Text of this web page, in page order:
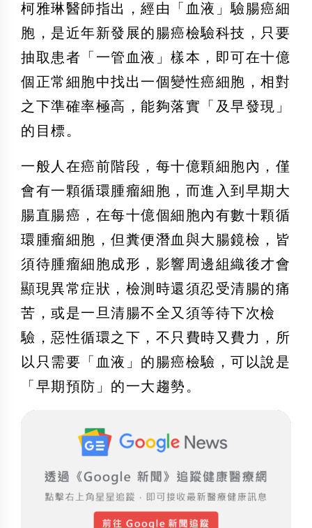
柯雅琳醫師指出，經由「血液」驗腸癌細
胞，是近年新發展的腸癌檢驗科技，只要
抽取患者「一管血液」樣本，即可在十億
個正常細胞中找出一個變性癌細胞，相對
之下準確率極高，能夠落實「及早發現」
的目標。
一般人在癌前階段，每十億顆細胞內，僅
會有一顆循環腫瘤細胞，而進入到早期大
腸直腸癌，在每十億個細胞內有數十顆循
環腫瘤細胞，但糞便潛血與大腸鏡檢，皆
須待腫瘤細胞成形，影響周邊組織後才會
顯現異常症狀，檢測時還須忍受清腸的痛
苦，或是一旦清腸不全又須等待下次檢
驗，惡性循環之下，不只費時又費力，所
以只需要「血液」的腸癌檢驗，可以說是
「早期預防」的一大趨勢。